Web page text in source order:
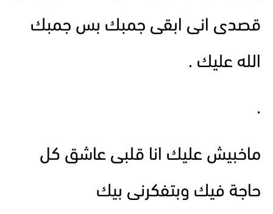
قصدى انى ابقى جمبك بس جمبك
الله عليك .
.
ماخبيش عليك انا قلبى عاشق كل
حاجة فيك وبتفكرنى بيك